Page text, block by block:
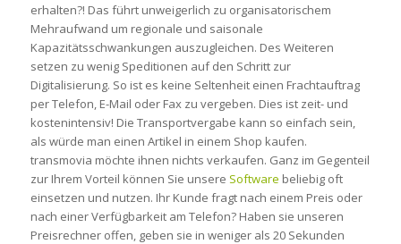
erhalten?! Das führt unweigerlich zu organisatorischem
Mehraufwand um regionale und saisonale
Kapazitätsschwankungen auszugleichen. Des Weiteren
setzen zu wenig Speditionen auf den Schritt zur
Digitalisierung. So ist es keine Seltenheit einen Frachtauftrag
per Telefon, E-Mail oder Fax zu vergeben. Dies ist zeit- und
kostenintensiv! Die Transportvergabe kann so einfach sein,
als würde man einen Artikel in einem Shop kaufen.
transmovia möchte ihnen nichts verkaufen. Ganz im Gegenteil
zur Ihrem Vorteil können Sie unsere Software beliebig oft
einsetzen und nutzen. Ihr Kunde fragt nach einem Preis oder
nach einer Verfügbarkeit am Telefon? Haben sie unseren
Preisrechner offen, geben sie in weniger als 20 Sekunden